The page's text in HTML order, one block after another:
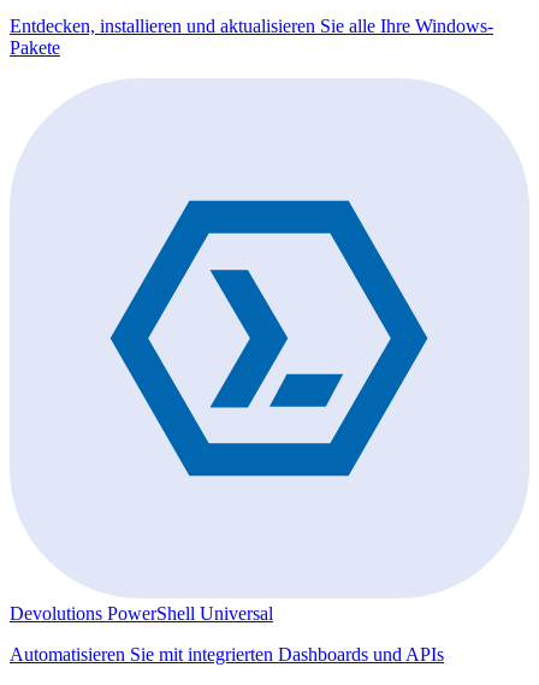
Entdecken, installieren und aktualisieren Sie alle Ihre Windows-
Pakete
Devolutions PowerShell Universal
Automatisieren Sie mit integrierten Dashboards und APIs